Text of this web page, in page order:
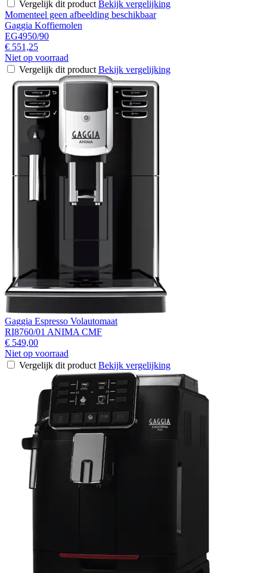
Vergelijk dit product Bekijk vergelijking
Momenteel geen afbeelding beschikbaar
Gaggia Koffiemolen
EG4950/90
€ 551,25
Niet op voorraad
Vergelijk dit product Bekijk vergelijking
Gaggia Espresso Volautomaat
RI8760/01 ANIMA CMF
€ 549,00
Niet op voorraad
Vergelijk dit product Bekijk vergelijking